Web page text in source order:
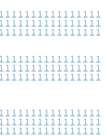
1 1 1 1 1 1 1 1 1 1 1 1 1 1 1 1
1 1 1 1 1 1 1 1 1 1 1 1 1 1 1 1
1 1 1 1 1 1 1 1 1 1 1 1 1 1 1 1
1 1 1 1 1 1 1 1 1 1 1 1 1 1 1 1
1 1 1 1 1 1 1 1 1 1 1 1 1 1 1 1
1 1 1 1 1 1 1 1 1 1 1 1 1 1 1 1
1 1 1 1 1 1 1 1 1 1 1 1 1 1 1 1
1 1 1 1 1 1 1 1 1 1 1 1 1 1 1 1
1 1 1 1 1 1 1 1 1 1 1 1 1 1 1 1